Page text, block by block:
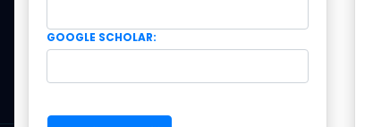
GOOGLE SCHOLAR: